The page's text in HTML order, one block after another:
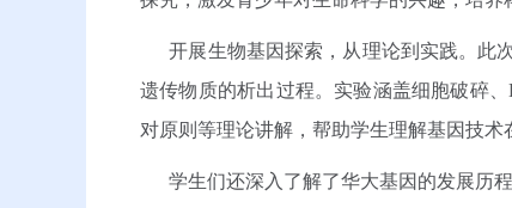
开展生物基因探索，从理论到实践。此
遗传物质的析出过程。实验涵盖细胞破碎
对原则等理论讲解，帮助学生理解基因技术
学生们还深入了解了华大基因的发展历程